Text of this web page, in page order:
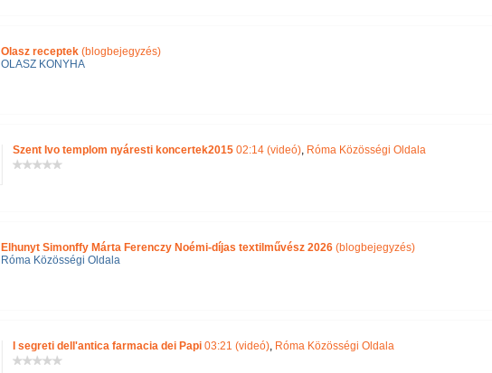
Olasz receptek(blogbejegyzés)
OLASZ KONYHA
Szent Ivo templom nyáresti koncertek201502:14 (videó), Róma Közösségi Oldala
Elhunyt Simonffy Márta Ferenczy Noémi-díjas textilművész 2026(blogbejegyzés)
Róma Közösségi Oldala
I segreti dell'antica farmacia dei Papi03:21 (videó), Róma Közösségi Oldala